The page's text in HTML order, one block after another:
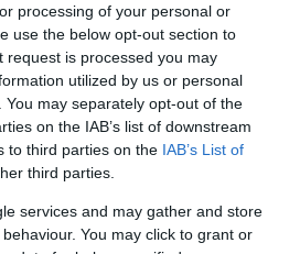
processing of your personal or
use the below opt-out section to
is processed you may
utilized by us or personal
may separately opt-out of the
on the IAB’s list of downstream
to third parties on the IAB’s List of
third parties.
services and may gather and store
You may click to grant or
δήλωσε
και
προμηθεύει
CO2 για
παραγωγή
Latest